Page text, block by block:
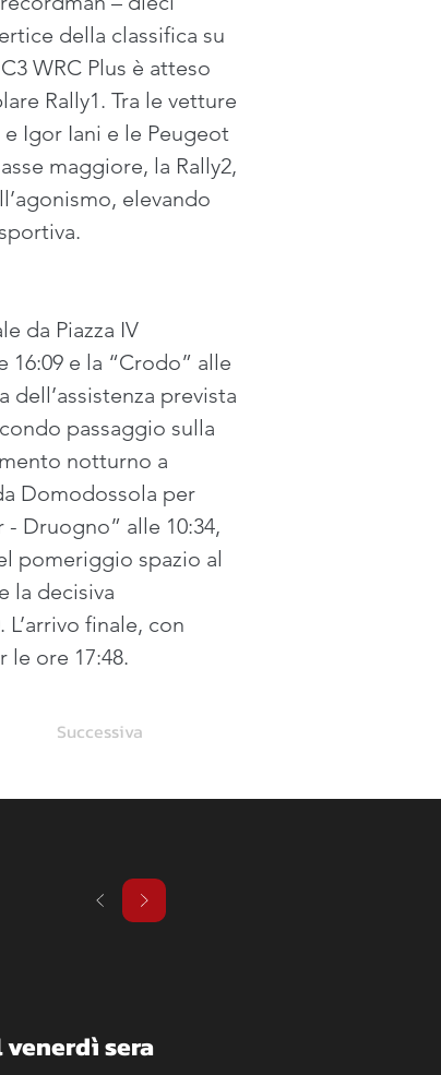
della classifica su
WRC Plus è atteso
Rally1. Tra le vetture
Igor Iani e le Peugeot
maggiore, la Rally2,
elevando
da Piazza IV
16:09 e la “Crodo” alle
prevista
passaggio sulla
notturno a
Domodossola per
- Druogno” alle 10:34,
pomeriggio spazio al
la decisiva
finale, con
le ore 17:48.
Successiva
sera